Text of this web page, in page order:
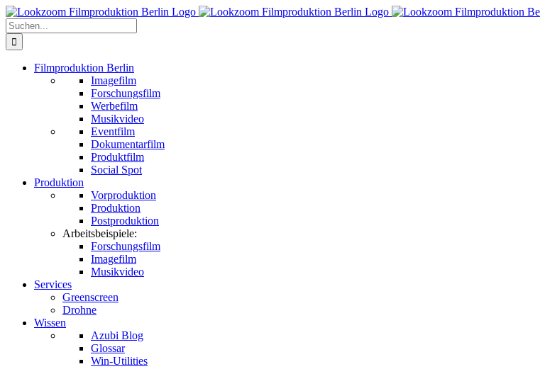
Zum
Inhalt
springen
Suche
nach:
Filmproduktion Berlin
Imagefilm
Forschungsfilm
Werbefilm
Musikvideo
Eventfilm
Dokumentarfilm
Produktfilm
Social Spot
Produktion
Vorproduktion
Produktion
Postproduktion
Arbeitsbeispiele:
Forschungsfilm
Imagefilm
Musikvideo
Services
Greenscreen
Drohne
Wissen
Azubi Blog
Glossar
Win-Utilities